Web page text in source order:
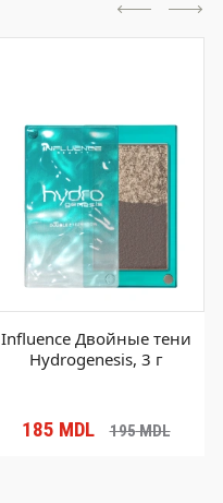
Influence Двойные тени
Hydrogenesis, 3 г
185 MDL 195MDL